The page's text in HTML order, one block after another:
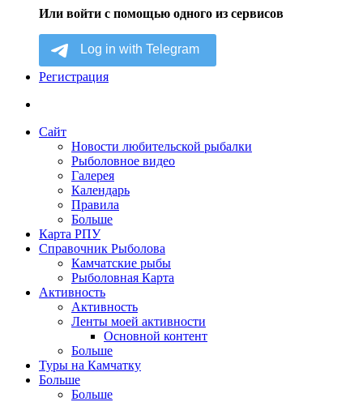
Или войти с помощью одного из сервисов
Регистрация
Сайт
Новости любительской рыбалки
Рыболовное видео
Галерея
Календарь
Правила
Больше
Карта РПУ
Справочник Рыболова
Камчатские рыбы
Рыболовная Карта
Активность
Активность
Ленты моей активности
Основной контент
Больше
Туры на Камчатку
Больше
Больше